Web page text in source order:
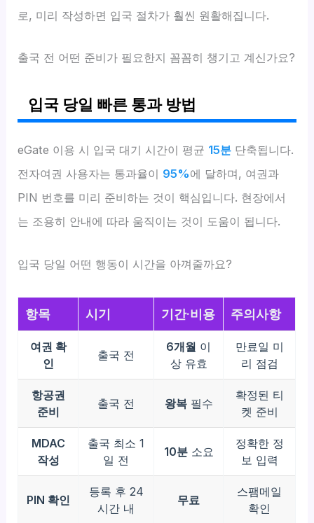
로, 미리 작성하면 입국 절차가 훨씬 원활해집니다.
출국 전 어떤 준비가 필요한지 꼼꼼히 챙기고 계신가요?
입국 당일 빠른 통과 방법
eGate 이용 시 입국 대기 시간이 평균 15분 단축됩니다.
전자여권 사용자는 통과율이 95%에 달하며, 여권과
PIN 번호를 미리 준비하는 것이 핵심입니다. 현장에서
는 조용히 안내에 따라 움직이는 것이 도움이 됩니다.
입국 당일 어떤 행동이 시간을 아껴줄까요?
항목 시기 기간·비용 주의사항
여권 확
인
출국 전
6개월 이
상 유효
만료일 미
리 점검
항공권
준비
출국 전 왕복필수
확정된 티
켓 준비
MDAC
작성
출국 최소 1
일 전
10분소요
정확한 정
보 입력
PIN 확인
등록 후 24
시간 내
무료
스팸메일
확인